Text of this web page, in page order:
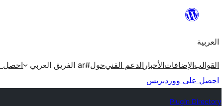
المحتوى
العربية
القوالبالإضافاتالأخبار الدعم الفنيحول#ar الفريق العربي
احصل
احصل على ووردبريس
Plugin Directory